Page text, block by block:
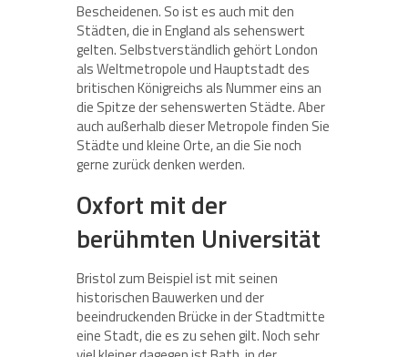
Bescheidenen. So ist es auch mit den
Städten, die in England als sehenswert
gelten. Selbstverständlich gehört London
als Weltmetropole und Hauptstadt des
britischen Königreichs als Nummer eins an
die Spitze der sehenswerten Städte. Aber
auch außerhalb dieser Metropole finden Sie
Städte und kleine Orte, an die Sie noch
gerne zurück denken werden.
Oxfort mit der
berühmten Universität
Bristol zum Beispiel ist mit seinen
historischen Bauwerken und der
beeindruckenden Brücke in der Stadtmitte
eine Stadt, die es zu sehen gilt. Noch sehr